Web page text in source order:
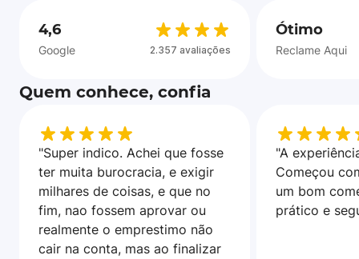
4,6
Google 2.357 avaliações
Ótimo
Reclame Aqui
Quem conhece, confia
"Super indico. Achei que fosse
ter muita burocracia, e exigir
milhares de coisas, e que no
fim, nao fossem aprovar ou
realmente o emprestimo não
cair na conta, mas ao finalizar
"A
Começou
um bom
prático e